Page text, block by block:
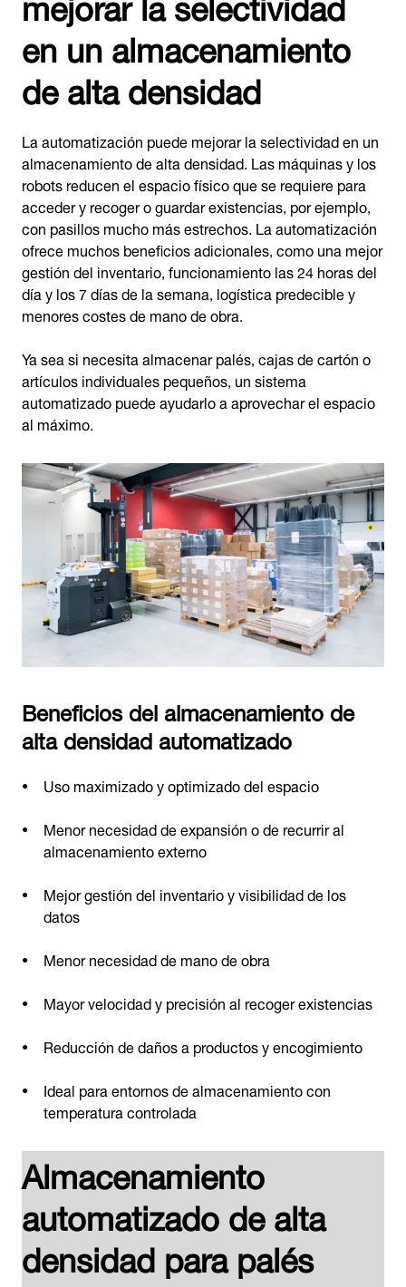
en un almacenamiento
de alta densidad
La automatización puede mejorar la selectividad en un
almacenamiento de alta densidad. Las máquinas y los
robots reducen el espacio físico que se requiere para
acceder y recoger o guardar existencias, por ejemplo,
con pasillos mucho más estrechos. La automatización
ofrece muchos beneficios adicionales, como una mejor
gestión del inventario, funcionamiento las 24 horas del
día y los 7 días de la semana, logística predecible y
menores costes de mano de obra.
Ya sea si necesita almacenar palés, cajas de cartón o
artículos individuales pequeños, un sistema
automatizado puede ayudarlo a aprovechar el espacio
al máximo.
Beneficios del almacenamiento de
alta densidad automatizado
Uso maximizado y optimizado del espacio
Menor necesidad de expansión o de recurrir al
almacenamiento externo
Mejor gestión del inventario y visibilidad de los
datos
Menor necesidad de mano de obra
Mayor velocidad y precisión al recoger existencias
Reducción de daños a productos y encogimiento
Ideal para entornos de almacenamiento con
temperatura controlada
Almacenamiento
automatizado de alta
densidad para palés